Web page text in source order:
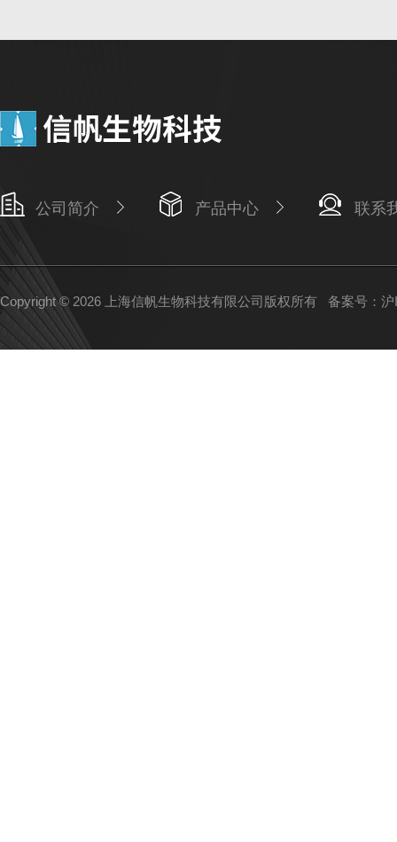
公司简介 产品中心 联系
Copyright © 2026 上海信帆生物科技有限公司版权所有 备案号：